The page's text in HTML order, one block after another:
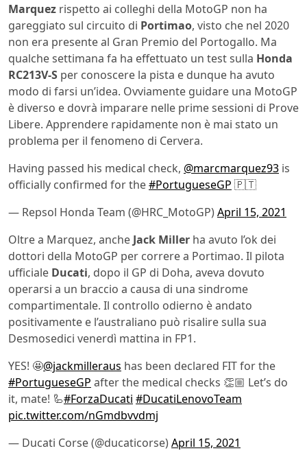
Marquez rispetto ai colleghi della MotoGP non ha
gareggiato sul circuito di Portimao, visto che nel 2020
non era presente al Gran Premio del Portogallo. Ma
qualche settimana fa ha effettuato un test sulla Honda
RC213V-S per conoscere la pista e dunque ha avuto
modo di farsi un’idea. Ovviamente guidare una MotoGP
è diverso e dovrà imparare nelle prime sessioni di Prove
Libere. Apprendere rapidamente non è mai stato un
problema per il fenomeno di Cervera.
Having passed his medical check, @marcmarquez93 is
officially confirmed for the#PortugueseGP 🇵🇹
— Repsol Honda Team (@HRC_MotoGP)April 15, 2021
Oltre a Marquez, anche Jack Miller ha avuto l’ok dei
dottori della MotoGP per correre a Portimao. Il pilota
ufficiale Ducati, dopo il GP di Doha, aveva dovuto
operarsi a un braccio a causa di una sindrome
compartimentale. Il controllo odierno è andato
positivamente e l’australiano può risalire sulla sua
Desmosedici venerdì mattina in FP1.
YES! 🤩@jackmilleraus has been declared FIT for the
#PortugueseGP after the medical checks 👏🏼 Let’s do
it, mate! 🦾#ForzaDucati #DucatiLenovoTeam
pic.twitter.com/nGmdbvvdmj
— Ducati Corse (@ducaticorse)April 15, 2021